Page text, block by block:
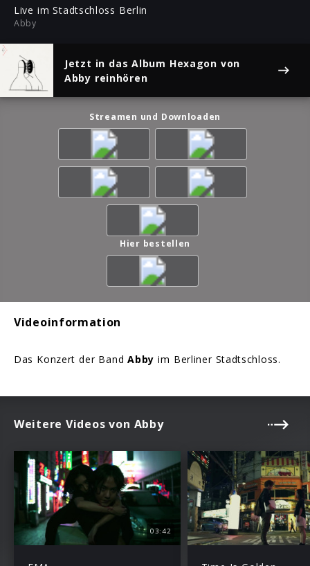
Live im Stadtschloss Berlin
Abby
Jetzt in das Album Hexagon von
Abby reinhören
Streamen und Downloaden
Hier bestellen
Videoinformation
Das Konzert der BandAbby im Berliner Stadtschloss.
Weitere Videos von Abby
03:42